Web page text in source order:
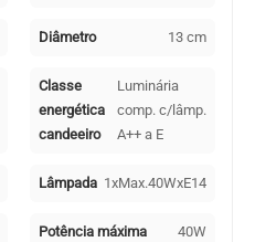
Diâmetro 13 cm
Classe
energética
candeeiro
Luminária
comp. c/lâmp.
A++ a E
Lâmpada 1xMax.40WxE14
Potência máxima 40W